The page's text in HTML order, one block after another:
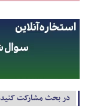
در بحث مشارکت کنید